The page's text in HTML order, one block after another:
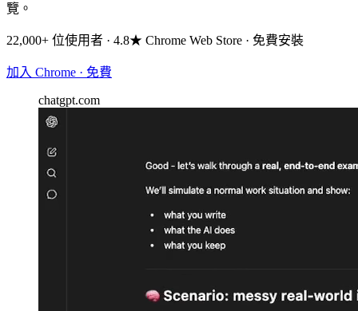
覽。
22,000+ 位使用者 · 4.8★ Chrome Web Store · 免費安裝
加入 Chrome · 免費
chatgpt.com